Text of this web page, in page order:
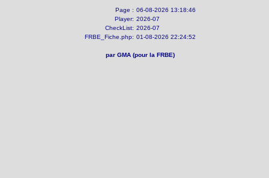
Page : 06-08-2026 13:18:46
Player: 2026-07
CheckList: 2026-07
FRBE_Fiche.php: 01-08-2026 22:24:52
par GMA (pour la FRBE)